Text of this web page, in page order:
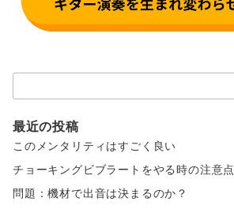
索：
最近の投稿
このメンタリティはすごく良い
チョーキングビブラートをやる時の注意点
問題：機材で出音は決まるのか？